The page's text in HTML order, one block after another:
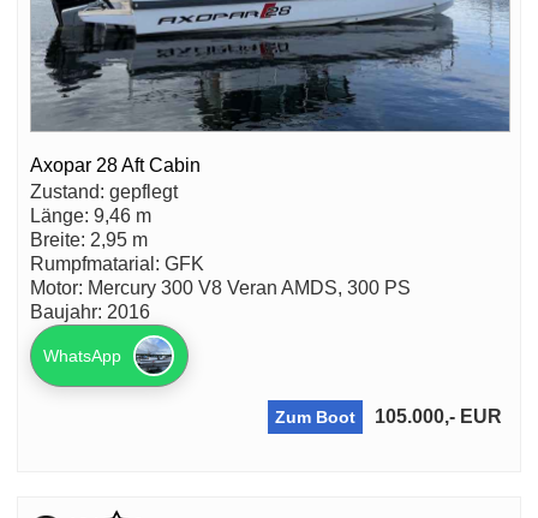
Axopar 28 Aft Cabin
Zustand: gepflegt
Länge: 9,46 m
Breite: 2,95 m
Rumpfmatarial: GFK
Motor: Mercury 300 V8 Veran AMDS, 300 PS
Baujahr: 2016
WhatsApp
Zum Boot 105.000,- EUR